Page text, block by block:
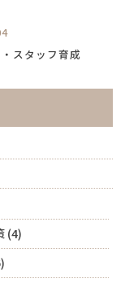
スタッフ育成
(4)